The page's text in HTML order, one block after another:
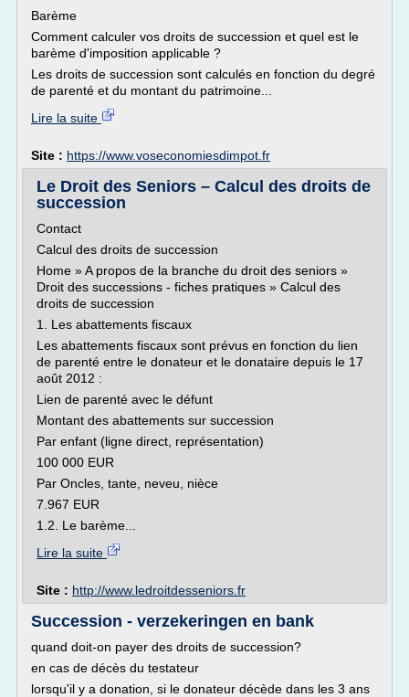
Barème
Comment calculer vos droits de succession et quel est le
barème d'imposition applicable ?
Les droits de succession sont calculés en fonction du degré
de parenté et du montant du patrimoine...
Lire la suite
Site : https://www.voseconomiesdimpot.fr
Le Droit des Seniors – Calcul des droits de
succession
Contact
Calcul des droits de succession
Home » A propos de la branche du droit des seniors »
Droit des successions - fiches pratiques » Calcul des
droits de succession
1. Les abattements fiscaux
Les abattements fiscaux sont prévus en fonction du lien
de parenté entre le donateur et le donataire depuis le 17
août 2012 :
Lien de parenté avec le défunt
Montant des abattements sur succession
Par enfant (ligne direct, représentation)
100 000 EUR
Par Oncles, tante, neveu, nièce
7.967 EUR
1.2. Le barème...
Lire la suite
Site : http://www.ledroitdesseniors.fr
Succession - verzekeringen en bank
quand doit-on payer des droits de succession?
en cas de décès du testateur
lorsqu'il y a donation, si le donateur décède dans les 3 ans